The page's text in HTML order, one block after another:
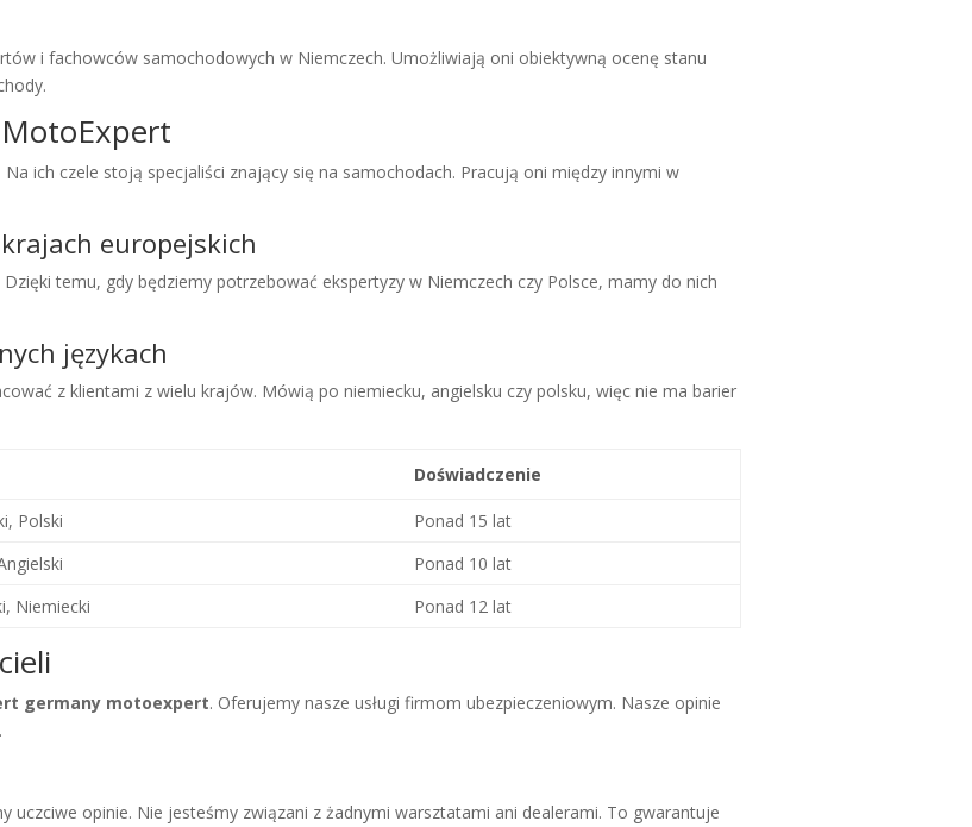
i fachowców samochodowych w Niemczech. Umożliwiają oni obiektywną ocenę stanu
ich czele stoją specjaliści znający się na samochodach. Pracują oni między innymi w
europejskich
temu, gdy będziemy potrzebować ekspertyzy w Niemczech czy Polsce, mamy do nich
językach
z klientami z wielu krajów. Mówią po niemiecku, angielsku czy polsku, więc nie ma barier
Doświadczenie
Polski
Ponad 15 lat
Ponad 10 lat
Niemiecki Ponad 12 lat
germany motoexpert. Oferujemy nasze usługi firmom ubezpieczeniowym. Nasze opinie
uczciwe opinie. Nie jesteśmy związani z żadnymi warsztatami ani dealerami. To gwarantuje